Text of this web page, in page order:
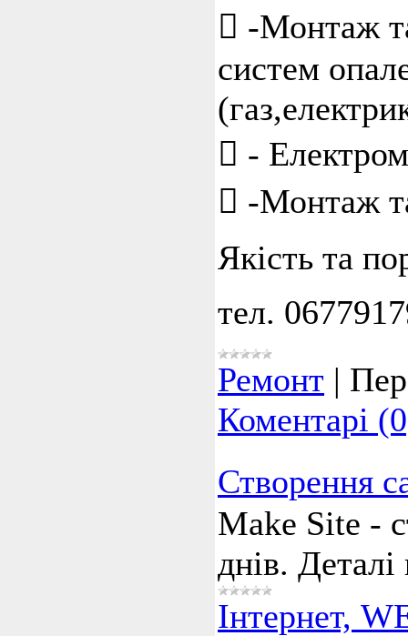
 -Монтаж
систем
 -
 -Монтаж
Якість та
тел.
Ремонт |
Коментарі
Створення
Make Site -
днів.
Інтернет,